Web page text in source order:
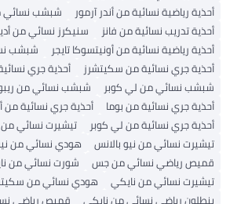
أحذية رياضية نسائية من أندر آرمور
شبشب نسائي
أحذية تدريب نسائية من فانز
سنيكرز نسائي من
أحذية رياضية نسائية من أونيتسوكا تايجر
شبشب
أحذية جري نسائية من سكيتشرز
أحذية جري
شبشب نسائي من لي كوبر
شبشب نسائي من
أحذية جري نسائية من بوما
أحذية جري نسائية من
أحذية جري نسائية من لي كوبر
تيشيرت نسائي
تيشيرت نسائي من نيو بالانس
هودي نسائي من
قميص رياضي نسائي من جس
شورت نسائي من
تيشيرت نسائي من نايكي
هودي نسائي من
بنطلون رياضي نسائي من نايكي
قميص رياضي